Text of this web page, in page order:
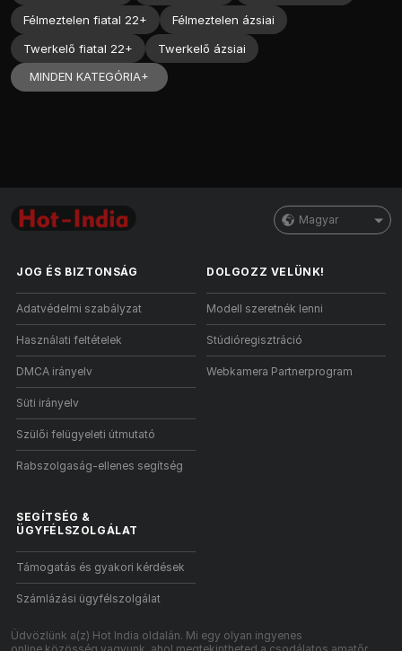
Félmeztelen fiatal 22+
Félmeztelen ázsiai
Twerkelő fiatal 22+
Twerkelő ázsiai
MINDEN KATEGÓRIA+
Magyar
JOG ÉS BIZTONSÁG
Adatvédelmi szabályzat
Használati feltételek
DMCA irányelv
Süti irányelv
Szülői felügyeleti útmutató
Rabszolgaság-ellenes segítség
DOLGOZZ VELÜNK!
Modell szeretnék lenni
Stúdióregisztráció
Webkamera Partnerprogram
SEGÍTSÉG &
ÜGYFÉLSZOLGÁLAT
Támogatás és gyakori kérdések
Számlázási ügyfélszolgálat
Üdvözlünk a(z) Hot India oldalán. Mi egy olyan ingyenes